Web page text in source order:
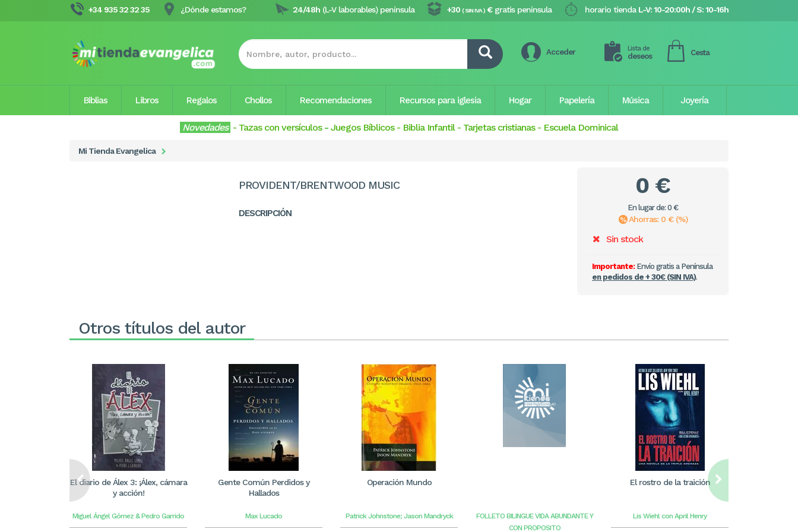
+34 935 32 32 35 ¿Dónde estamos? horario tienda L-V: 10-20:00h / S: 10-16h
+30 ( SIN IVA ) €gratis península
24/48h (L-V laborables) península
Acceder Lista de
deseos Cesta
Biblias Libros Regalos Chollos Recomendaciones Recursos para iglesia Hogar Papelería Música Joyería
Novedades - Tazas con versículos- Juegos Bíblicos- Biblia Infantil- Tarjetas cristianas - Escuela Dominical
Mi Tienda Evangelica
PROVIDENT/BRENTWOOD MUSIC
DESCRIPCIÓN
0 €
En lugar de: 0 €
Ahorras: 0 € (%)
Sin stock
Importante:Envío gratis a Península
en pedidos de + 30€ (SIN IVA).
Otros títulos del autor
El diario de Álex 3: ¡Álex, cámara
y acción!
Miguel Ángel Gómez & Pedro Garrido
Gente Común Perdidos y
Hallados
Max Lucado
Operación Mundo
Patrick Johnstone; Jason Mandryck
FOLLETO BILINGUE VIDA ABUNDANTE Y
CON PROPOSITO
El rostro de la traición
Lis Wiehl con April Henry